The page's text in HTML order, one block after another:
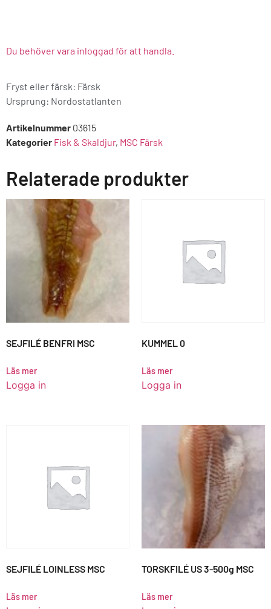
Du behöver vara inloggad för att handla.
Fryst eller färsk: Färsk
Ursprung: Nordostatlanten
Artikelnummer 03615
Kategorier Fisk & Skaldjur, MSC Färsk
Relaterade produkter
SEJFILÉ BENFRI MSC
Läs mer
Logga in
KUMMEL 0
Läs mer
Logga in
SEJFILÉ LOINLESS MSC
Läs mer
TORSKFILÉ US 3-500g MSC
Läs mer